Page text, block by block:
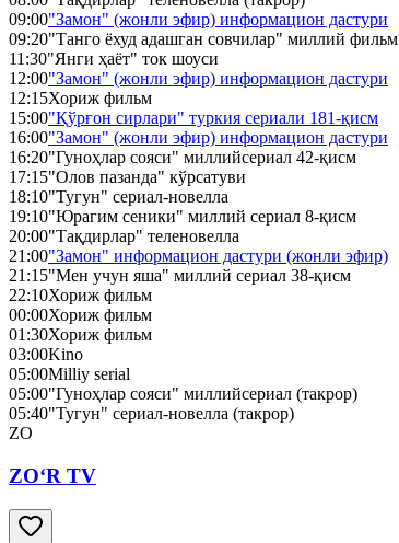
09:00"Замон" (жонли эфир) информацион дастури
09:20"Танго ёхуд адашган совчилар" миллий фильм
11:30"Янги ҳаёт" ток шоуси
12:00"Замон" (жонли эфир) информацион дастури
12:15Хориж фильм
15:00"Қўрғон сирлари" туркия сериали 181-қисм
16:00"Замон" (жонли эфир) информацион дастури
16:20"Гуноҳлар сояси" миллийсериал 42-қисм
17:15"Олов пазанда" кўрсатуви
18:10"Тугун" сериал-новелла
19:10"Юрагим сеники" миллий сериал 8-қисм
20:00"Тақдирлар" теленовелла
21:00"Замон" информацион дастури (жонли эфир)
21:15"Мен учун яша" миллий сериал 38-қисм
22:10Хориж фильм
00:00Хориж фильм
01:30Хориж фильм
03:00Kino
05:00Milliy serial
05:00"Гуноҳлар сояси" миллийсериал (такрор)
05:40"Тугун" сериал-новелла (такрор)
ZO
ZO‘R TV